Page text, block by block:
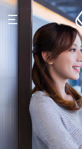
ค้นหา
ลูกค้าบุคคล
ลูกค้าธุรกิจ
กิจการธนาคารต่างประเทศ